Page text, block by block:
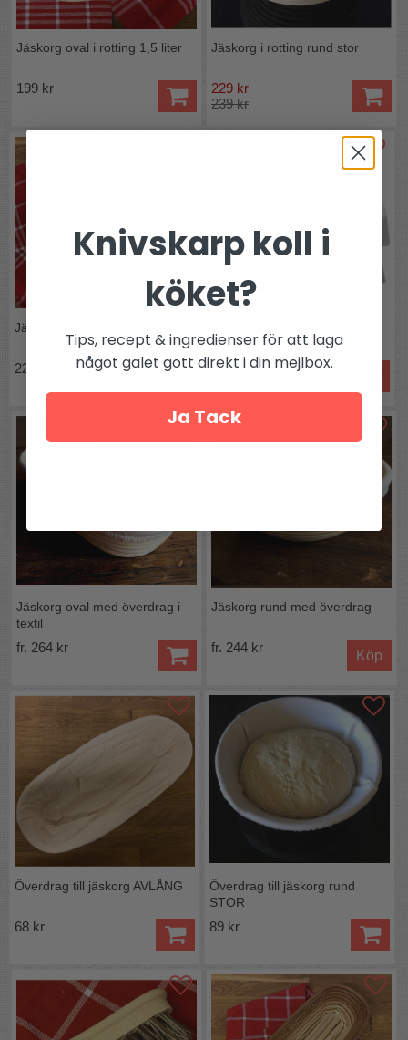
Jäskorg oval i rotting 1,5 liter
199 kr
Jäskorg i rotting rund stor
229 kr
239 kr
Jäskorg rotting avlång 1,8 liter
229 kr 99 kr
Jäskorg oval med överdrag i
textil
fr. 264 kr
Jäskorg rund med överdrag
fr. 244 kr
Köp
Överdrag till jäskorg AVLÅNG
68 kr
Överdrag till jäskorg rund
STOR
89 kr
Knivskarp koll i
köket?
Tips, recept & ingredienser för att laga
något galet gott direkt i din mejlbox.
Ja Tack